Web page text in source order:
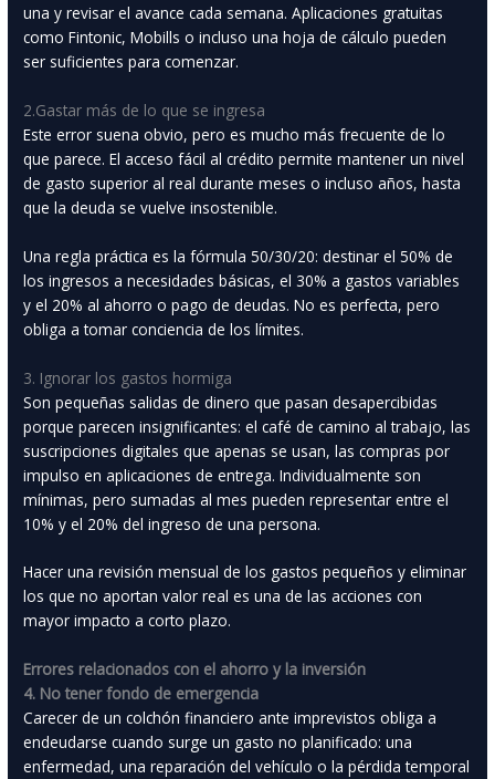
una y revisar el avance cada semana. Aplicaciones gratuitas
como Fintonic, Mobills o incluso una hoja de cálculo pueden
ser suficientes para comenzar.
2.Gastar más de lo que se ingresa
Este error suena obvio, pero es mucho más frecuente de lo
que parece. El acceso fácil al crédito permite mantener un nivel
de gasto superior al real durante meses o incluso años, hasta
que la deuda se vuelve insostenible.
Una regla práctica es la fórmula 50/30/20: destinar el 50% de
los ingresos a necesidades básicas, el 30% a gastos variables
y el 20% al ahorro o pago de deudas. No es perfecta, pero
obliga a tomar conciencia de los límites.
3. Ignorar los gastos hormiga
Son pequeñas salidas de dinero que pasan desapercibidas
porque parecen insignificantes: el café de camino al trabajo, las
suscripciones digitales que apenas se usan, las compras por
impulso en aplicaciones de entrega. Individualmente son
mínimas, pero sumadas al mes pueden representar entre el
10% y el 20% del ingreso de una persona.
Hacer una revisión mensual de los gastos pequeños y eliminar
los que no aportan valor real es una de las acciones con
mayor impacto a corto plazo.
Errores relacionados con el ahorro y la inversión
4. No tener fondo de emergencia
Carecer de un colchón financiero ante imprevistos obliga a
endeudarse cuando surge un gasto no planificado: una
enfermedad, una reparación del vehículo o la pérdida temporal